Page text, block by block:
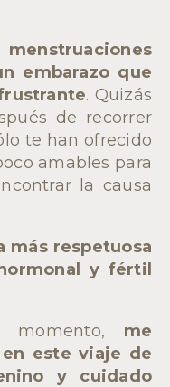
embarazo que
. Quizás
de recorrer
te han ofrecido
amables para
la causa
más respetuosa
y fértil
me
en este viaje de
y cuidado